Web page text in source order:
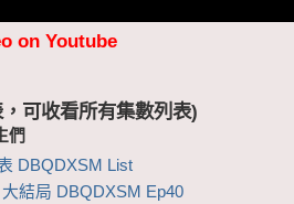
on Youtube
可收看所有集數列表)
們
DBQDXSM List
結局 DBQDXSM Ep40